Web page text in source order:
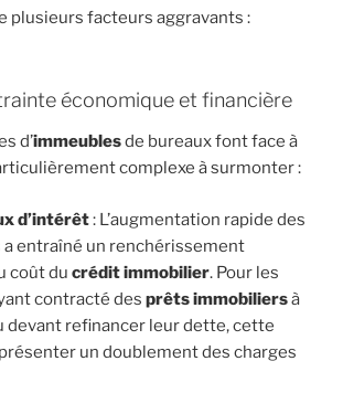
plusieurs facteurs aggravants :
économique et financière
d’immeublesde bureaux font face à
complexe à surmonter :
d’intérêt: L’augmentation rapide des
entraîné un renchérissement
coût du crédit immobilier. Pour les
contracté des prêts immobiliersà
devant refinancer leur dette, cette
un doublement des charges